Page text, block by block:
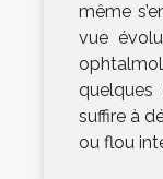
même
vue
quelques
suffire à
ou flou